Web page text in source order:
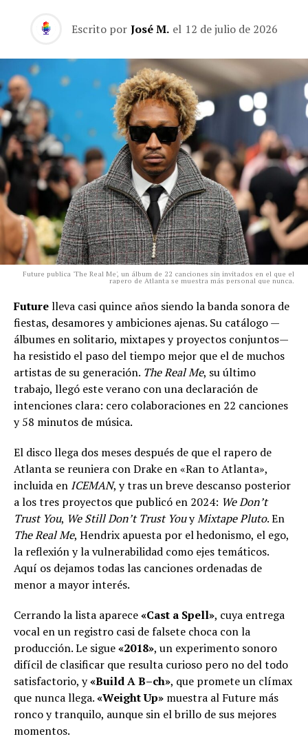
Escrito por José M. el 12 de julio de 2026
Future publica 'The Real Me', un álbum de 22 canciones sin invitados en el que el
rapero de Atlanta se muestra más personal que nunca.
Futurelleva casi quince años siendo la banda sonora de
fiestas, desamores y ambiciones ajenas. Su catálogo —
álbumes en solitario, mixtapes y proyectos conjuntos—
ha resistido el paso del tiempo mejor que el de muchos
artistas de su generación. The Real Me, su último
trabajo, llegó este verano con una declaración de
intenciones clara: cero colaboraciones en 22 canciones
y 58 minutos de música.
El disco llega dos meses después de que el rapero de
Atlanta se reuniera con Drake en «Ran to Atlanta»,
incluida en ICEMAN, y tras un breve descanso posterior
a los tres proyectos que publicó en 2024: We Don’t
Trust You, We Still Don’t Trust YouyMixtape Pluto. En
The Real Me, Hendrix apuesta por el hedonismo, el ego,
la reflexión y la vulnerabilidad como ejes temáticos.
Aquí os dejamos todas las canciones ordenadas de
menor a mayor interés.
Cerrando la lista aparece«Cast a Spell», cuya entrega
vocal en un registro casi de falsete choca con la
producción. Le sigue«2018», un experimento sonoro
difícil de clasificar que resulta curioso pero no del todo
satisfactorio, y«Build A B–ch», que promete un clímax
que nunca llega.«Weight Up» muestra al Future más
ronco y tranquilo, aunque sin el brillo de sus mejores
momentos.